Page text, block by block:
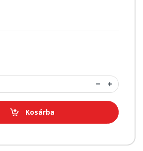
Kosárba